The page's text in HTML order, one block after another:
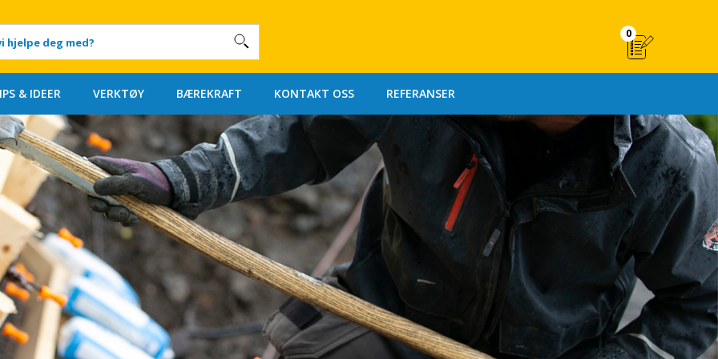
0
& IDEER VERKTØY BÆREKRAFT KONTAKT OSS REFERANSER